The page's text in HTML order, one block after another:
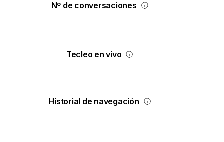
Nº de conversaciones
Tecleo en vivo
Historial de navegación